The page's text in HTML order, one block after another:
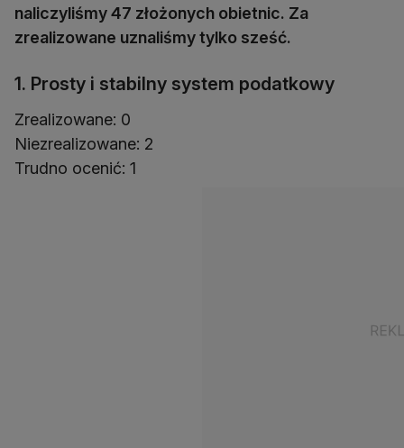
naliczyliśmy 47 złożonych obietnic. Za
zrealizowane uznaliśmy tylko sześć.
1. Prosty i stabilny system podatkowy
Zrealizowane: 0
Niezrealizowane: 2
Trudno ocenić: 1